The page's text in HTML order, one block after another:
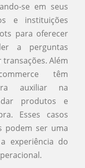
se em seus
e instituições
para oferecer
a perguntas
Além
têm
auxiliar na
produtos e
Esses casos
podem ser uma
experiência do